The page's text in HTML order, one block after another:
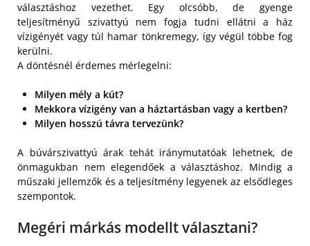
választáshoz vezethet. Egy olcsóbb, de gyenge
teljesítményű szivattyú nem fogja tudni ellátni a ház
vízigényét vagy túl hamar tönkremegy, így végül többe fog
kerülni.
A döntésnél érdemes mérlegelni:
Milyen mély a kút?
Mekkora vízigény van a háztartásban vagy a kertben?
Milyen hosszú távra tervezünk?
A búvárszivattyú árak tehát iránymutatóak lehetnek, de
önmagukban nem elegendőek a választáshoz. Mindig a
műszaki jellemzők és a teljesítmény legyenek az elsődleges
szempontok.
Megéri márkás modellt választani?